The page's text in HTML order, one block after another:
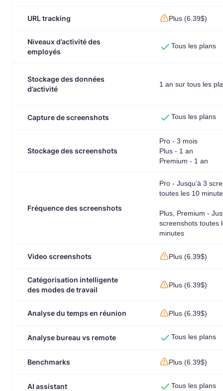
URL tracking Plus (6.39$)
Niveaux d’activité des
employés
Tous les plans
Stockage des données
d’activité
1 an sur tous les
Capture de screenshots Tous les plans
Stockage des screenshots
Pro - 3 mois
Plus - 1 an
Premium - 1 an
Fréquence des screenshots
Pro - Jusqu’à 3
toutes les 10
Plus, Premium -
screenshots toutes
minutes
Video screenshots Plus (6.39$)
Catégorisation intelligente
des modes de travail
Plus (6.39$)
Analyse du temps en réunion Plus (6.39$)
Analyse bureau vs remote Tous les plans
Benchmarks Plus (6.39$)
AI assistant Tous les plans